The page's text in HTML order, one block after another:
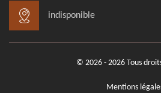
indisponible
© 2026 - 2026 Tous
Mentions